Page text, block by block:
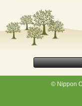
© Nippon